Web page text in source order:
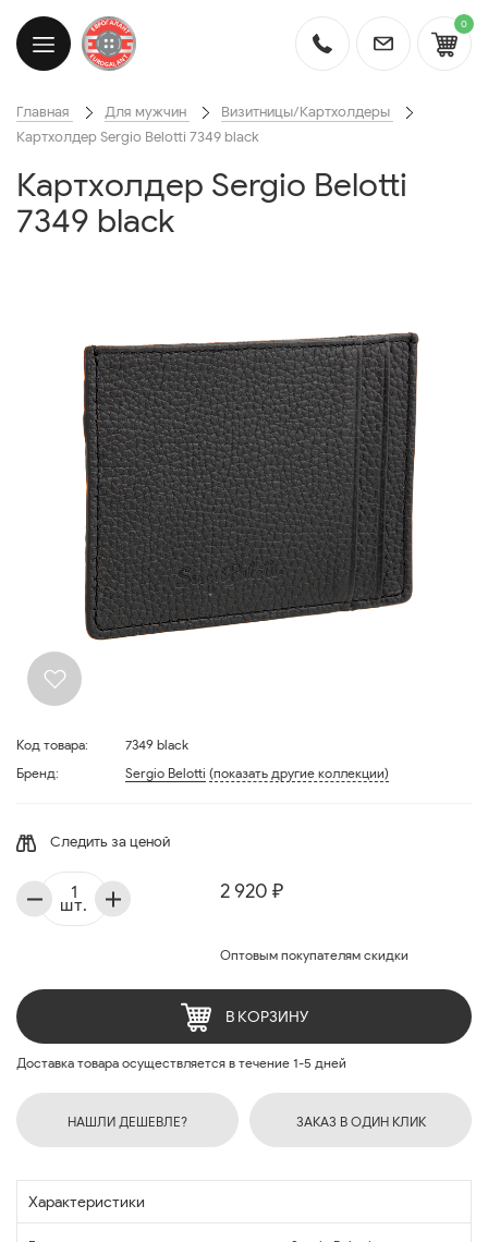
0
Главная Для мужчин
Визитницы/Картхолдеры
Картхолдер Sergio Belotti 7349 black
Картхолдер Sergio Belotti
7349 black
Код товара:
7349 black
Бренд:
Sergio Belotti (показать другие коллекции)
Следить за ценой
2 920 ₽
Оптовым покупателям скидки
шт.
В КОРЗИНУ
Доставка товара осуществляется в течение 1-5 дней
НАШЛИ ДЕШЕВЛЕ? ЗАКАЗ В ОДИН КЛИК
Характеристики